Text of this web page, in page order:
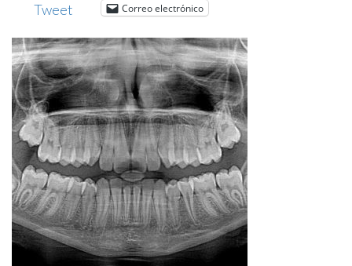
Tweet Correo electrónico